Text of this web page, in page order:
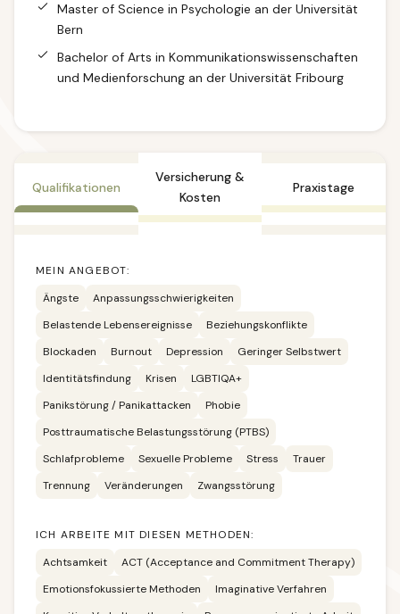
Master of Science in Psychologie an der Universität
Bern
Bachelor of Arts in Kommunikationswissenschaften
und Medienforschung an der Universität Fribourg
Qualifikationen
Versicherung &
Kosten
Praxistage
MEIN ANGEBOT:
Ängste
Anpassungsschwierigkeiten
Belastende Lebensereignisse
Beziehungskonflikte
Blockaden
Burnout Depression
Geringer Selbstwert
Identitätsfindung
Krisen
LGBTIQA+
Panikstörung / Panikattacken
Phobie
Posttraumatische Belastungsstörung (PTBS)
Schlafprobleme
Sexuelle Probleme Stress
Trauer
Trennung
Veränderungen Zwangsstörung
ICH ARBEITE MIT DIESEN METHODEN:
Achtsamkeit
ACT (Acceptance and Commitment Therapy)
Emotionsfokussierte Methoden
Imaginative Verfahren